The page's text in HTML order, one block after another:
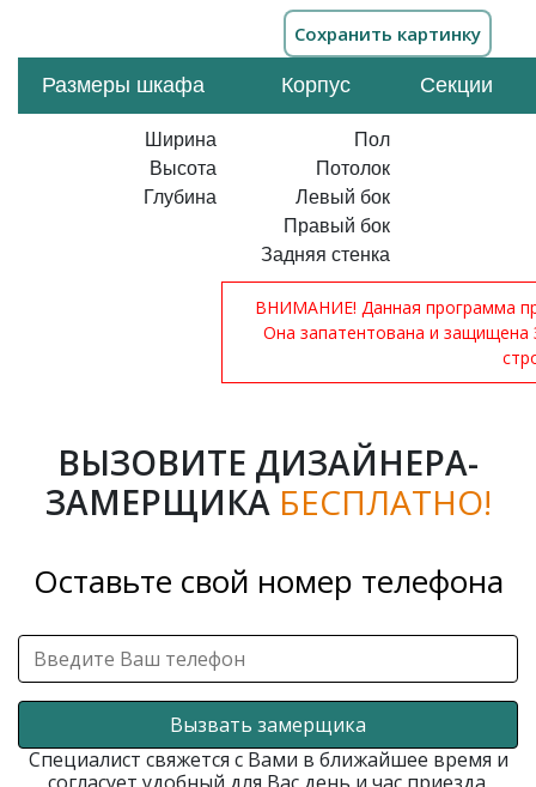
Размеры шкафа Корпус Секции
Ширина
Высота
Глубина
Пол
Потолок
Левый бок
Правый бок
Задняя стенка
ВНИМАНИЕ! Данная программа
Она запатентована и
ВЫЗОВИТЕ ДИЗАЙНЕРА-
ЗАМЕРЩИКА БЕСПЛАТНО!
Оставьте свой номер телефона
Вызвать замерщика
Специалист свяжется с Вами в ближайшее время и